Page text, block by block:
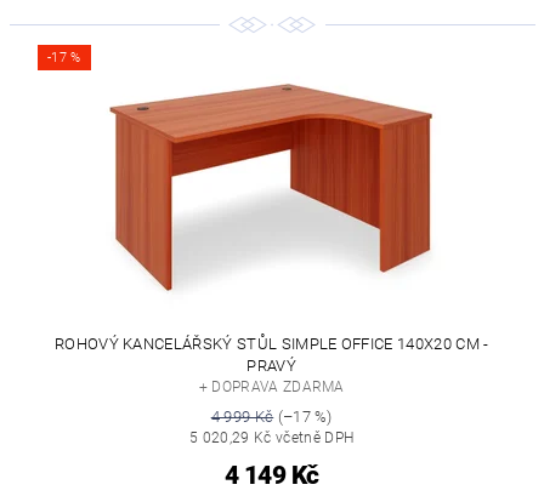
-17 %
ROHOVÝ KANCELÁŘSKÝ STŮL SIMPLE OFFICE 140X20 CM -
PRAVÝ
+ DOPRAVA ZDARMA
4 999 Kč(–17 %)
5 020,29 Kč včetně DPH
4 149 Kč